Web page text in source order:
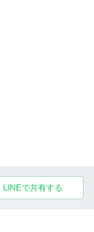
LINEで共有する